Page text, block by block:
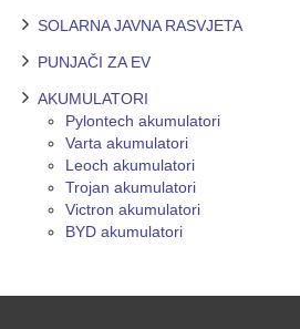
SOLARNA JAVNA RASVJETA
PUNJAČI ZA EV
AKUMULATORI
Pylontech akumulatori
Varta akumulatori
Leoch akumulatori
Trojan akumulatori
Victron akumulatori
BYD akumulatori